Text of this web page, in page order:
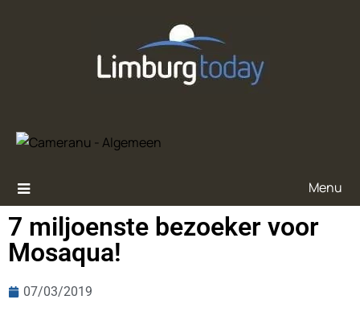
Menu
7 miljoenste bezoeker voor
Mosaqua!
07/03/2019